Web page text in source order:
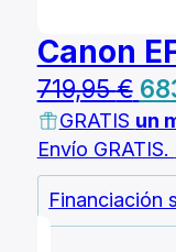
Canon
719,95€ El
GRATIS un
Envío GRATIS.
Financiación